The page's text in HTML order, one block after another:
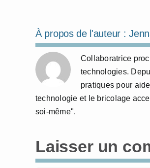
À propos de l'auteur :
Collaboratrice
technologies.
pratiques pour
technologie et le bricolage
soi-même".
Laisser un